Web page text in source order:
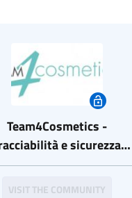
Team4Cosmetics -
e sicurezza
aziende del benessere
VISIT THE COMMUNITY